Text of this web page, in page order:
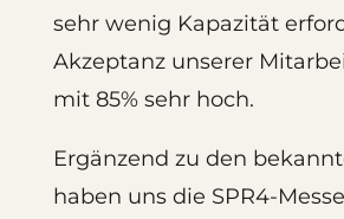
sehr wenig Kapazität
Akzeptanz unserer
mit 85% sehr hoch.
Ergänzend zu den
haben uns die SPR4-